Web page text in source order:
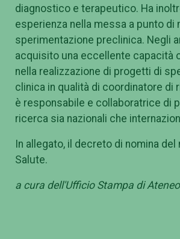
diagnostico e terapeutico. Ha
esperienza nella messa a punto di
sperimentazione preclinica. Negli
acquisito una eccellente capacità
nella realizzazione di progetti di
clinica in qualità di coordinatore di
è responsabile e collaboratrice di
ricerca sia nazionali che
In allegato, il decreto di nomina
Salute.
a cura dell'Ufficio Stampa di Ateneo